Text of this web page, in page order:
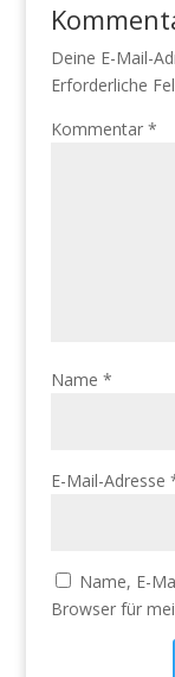
Deine E-Mail-
Erforderliche
Kommentar *
Name *
E-Mail-Adresse
Name, E-
Browser für